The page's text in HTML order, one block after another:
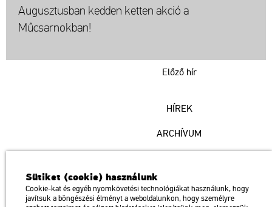
Augusztusban kedden ketten akció a
Műcsarnokban!
Előző hír
HÍREK
ARCHÍVUM
a Magyar Művészeti Akadémia intézménye
1146 Budapest, Dózsa György út 37.
Sütiket (cookie) használunk
Cookie-kat és egyéb nyomkövetési technológiákat használunk, hogy
javítsuk a böngészési élményt a weboldalunkon, hogy személyre